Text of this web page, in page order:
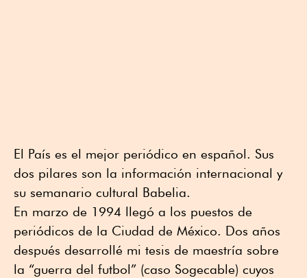
El País es el mejor periódico en español. Sus
dos pilares son la información internacional y
su semanario cultural Babelia.
En marzo de 1994 llegó a los puestos de
periódicos de la Ciudad de México. Dos años
después desarrollé mi tesis de maestría sobre
la “guerra del futbol” (caso Sogecable) cuyos